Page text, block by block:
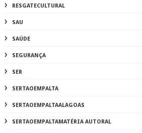
RESGATECULTURAL
SAU
SAÚDE
SEGURANÇA
SER
SERTAOEMPALTA
SERTAOEMPALTAALAGOAS
SERTAOEMPALTAMATÉRIA AUTORAL